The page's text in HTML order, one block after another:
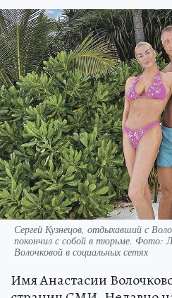
Сергей Кузнецов, отдыхавший с
покончил с собой в тюрьме. Фото:
Волочковой в социальных сетях
Имя Анастасии